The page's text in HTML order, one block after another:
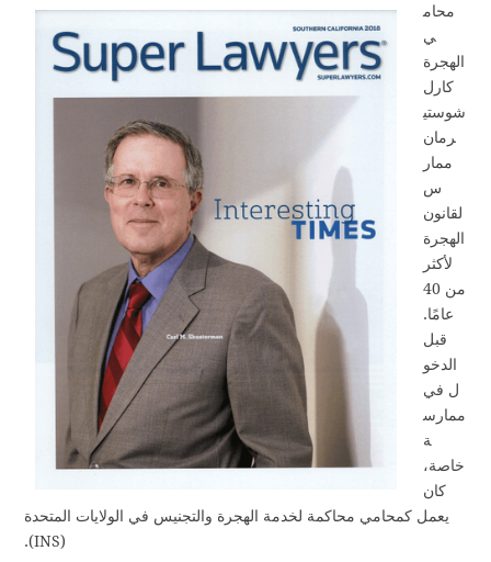
محام
ي
الهجرة
كارل
شوستي
رمان
ممار
س
لقانون
الهجرة
لأكثر
من 40
عامًا.
قبل
الدخو
ل في
ممارس
ة
خاصة،
كان
يعمل كمحامي محاكمة لخدمة الهجرة والتجنيس في الولايات المتحدة
(INS).